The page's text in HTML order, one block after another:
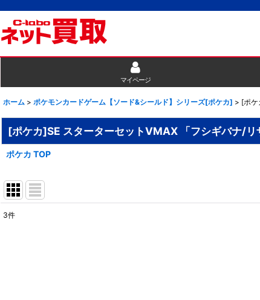
マイページ
ホーム > ポケモンカードゲーム【ソード&シールド】シリーズ[ポケカ] > [ポケ
[ポケカ]SE スターターセットVMAX 「フシギバナ/リ
ポケカ TOP
3件